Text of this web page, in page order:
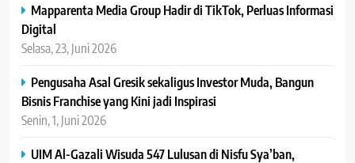
Mapparenta Media Group Hadir di TikTok, Perluas Informasi
Digital
Selasa, 23, Juni 2026
Pengusaha Asal Gresik sekaligus Investor Muda, Bangun
Bisnis Franchise yang Kini jadi Inspirasi
Senin, 1, Juni 2026
UIM Al-Gazali Wisuda 547 Lulusan di Nisfu Sya’ban,